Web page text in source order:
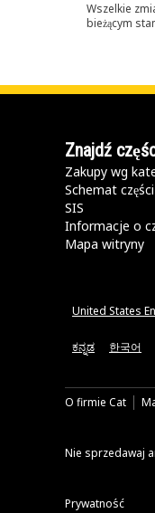
Wszelkie
bieżącym
Znajdź
Zakupy wg
Schemat części
SIS
Informacje o
Mapa witryny
United States
ಕನ್ನಡ 한국어
O firmie Cat
Nie sprzedawaj
Prywatność